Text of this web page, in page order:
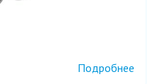
Подробнее